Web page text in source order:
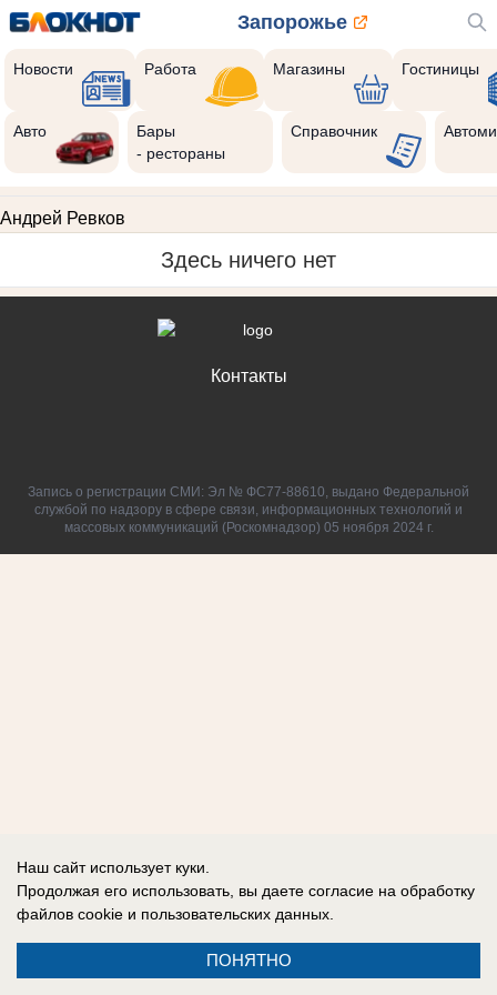
Запорожье
Новости Работа Магазины Гостиницы
Авто
Бары
- рестораны
Справочник
Андрей Ревков
Здесь ничего нет
Контакты
Запись о регистрации СМИ: Эл № ФС77-88610, выдано Федеральной
службой по надзору в сфере связи, информационных технологий и
массовых коммуникаций (Роскомнадзор) 05 ноября 2024 г.
Наш сайт использует куки.
Продолжая его использовать, вы даете согласие на обработку
файлов cookie и пользовательских данных.
ПОНЯТНО